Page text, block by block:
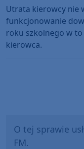
Utrata kierowcy nie
funkcjonowanie
roku szkolnego w
kierowca.
O tej sprawie
FM.